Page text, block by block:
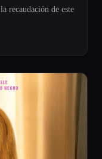
recaudación de este